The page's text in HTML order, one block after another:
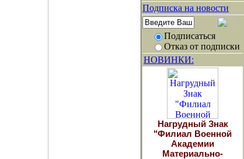
Подписка на новости
Подписаться
Отказ от подписки
НОВИНКИ:
Нагрудный Знак
"Филиал Военной
Академии
Материально-